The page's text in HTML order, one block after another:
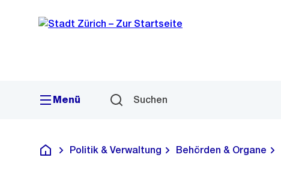
Navigation
Sprunglink
Menü Suchen
Deutsch
Politik & Verwaltung Behörden & Organe